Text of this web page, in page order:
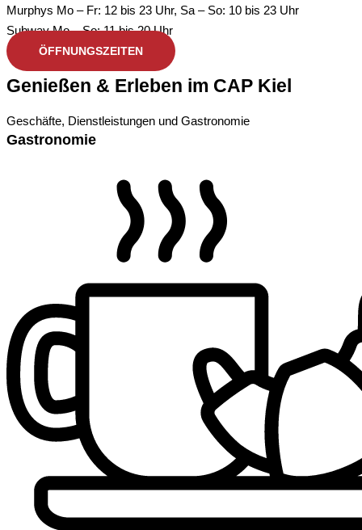
Murphys Mo – Fr: 12 bis 23 Uhr, Sa – So: 10 bis 23 Uhr
Subway Mo – So: 11 bis 20 Uhr
ÖFFNUNGSZEITEN
Genießen & Erleben im CAP Kiel
Geschäfte, Dienstleistungen und Gastronomie
Gastronomie